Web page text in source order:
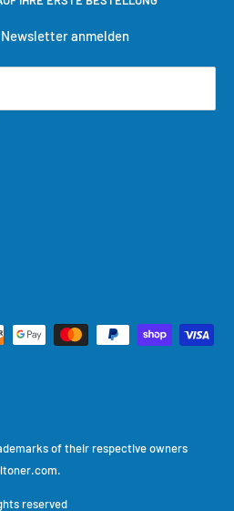
anmelden
of their respective owners
reserved